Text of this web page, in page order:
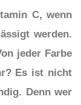
C, wenn
werden.
jeder Farbe
Es ist nicht
Denn wer